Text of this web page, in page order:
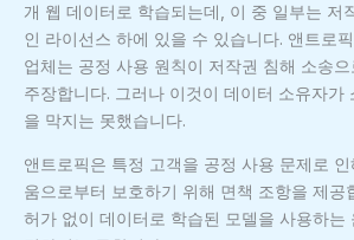
개 웹 데이터로 학습되는데, 이 중 일부는 저
인 라이선스 하에 있을 수 있습니다. 앤트로
업체는 공정 사용 원칙이 저작권 침해 소송
주장합니다. 그러나 이것이 데이터 소유자가
을 막지는 못했습니다.
앤트로픽은 특정 고객을 공정 사용 문제로
움으로부터 보호하기 위해 면책 조항을 제공
허가 없이 데이터로 학습된 모델을 사용하는